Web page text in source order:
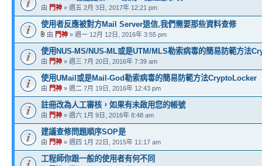
由 門神 » 週五 2月 3日, 2017年 12:21 pm
使用者反應被對方Mail Server退信,我們需要那些資料查修
由 門神 » 週一 12月 12日, 2016年 3:55 pm
使用NUS-MS/NUS-ML或是UTM/MLS勒索病毒的簡易防範方法
由 門神 » 週三 7月 20日, 2016年 7:39 am
使用UMail或是Mail-God勒索病毒的簡易防範方法CryptoLocker
由 門神 » 週二 7月 19日, 2016年 12:43 pm
註冊改為人工審核，如果有未啟用您的帳號
由 門神 » 週六 1月 9日, 2016年 8:48 am
建議查修問題順序SOP是
由 門神 » 週四 1月 22日, 2015年 11:17 am
工程師你跟一般的使用者有何不同